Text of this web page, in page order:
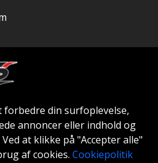
din surfoplevelse,
annoncer eller indhold og
at klikke på "Accepter alle"
af cookies. Cookiepolitik
Firmakonto